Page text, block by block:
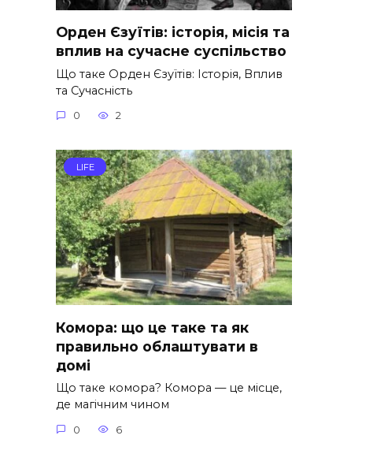
Орден Єзуїтів: історія, місія та
вплив на сучасне суспільство
Що таке Орден Єзуїтів: Історія, Вплив
та Сучасність
0 2
LIFE
Комора: що це таке та як
правильно облаштувати в
домі
Що таке комора? Комора — це місце,
де магічним чином
0 6